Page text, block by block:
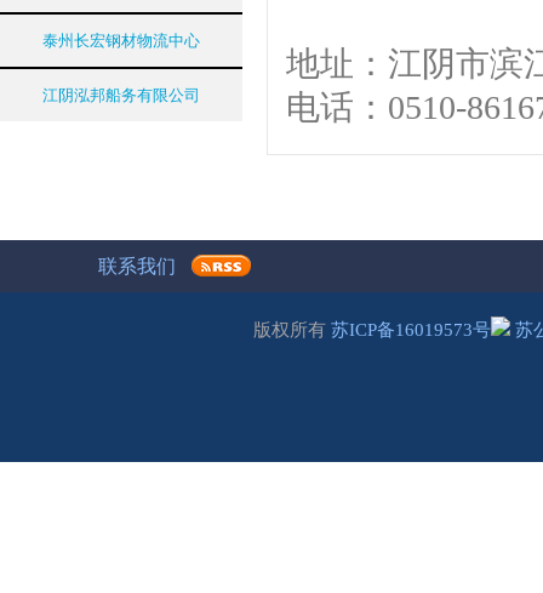
泰州长宏钢材物流中心
江阴泓邦船务有限公司
地址：江阴
电话：0510-
联系我们
版权所有 苏ICP备16019573号 苏